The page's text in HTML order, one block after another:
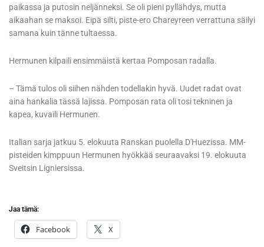
paikassa ja putosin neljänneksi. Se oli pieni pyllähdys, mutta
aikaahan se maksoi. Eipä silti, piste-ero Chareyreen verrattuna säilyi
samana kuin tänne tultaessa.
Hermunen kilpaili ensimmäistä kertaa Pomposan radalla.
– Tämä tulos oli siihen nähden todellakin hyvä. Uudet radat ovat
aina hankalia tässä lajissa. Pomposan rata oli tosi tekninen ja
kapea, kuvaili Hermunen.
Italian sarja jatkuu 5. elokuuta Ranskan puolella D'Huezissa. MM-
pisteiden kimppuun Hermunen hyökkää seuraavaksi 19. elokuuta
Sveitsin Ligniersissa.
Jaa tämä:
Facebook X